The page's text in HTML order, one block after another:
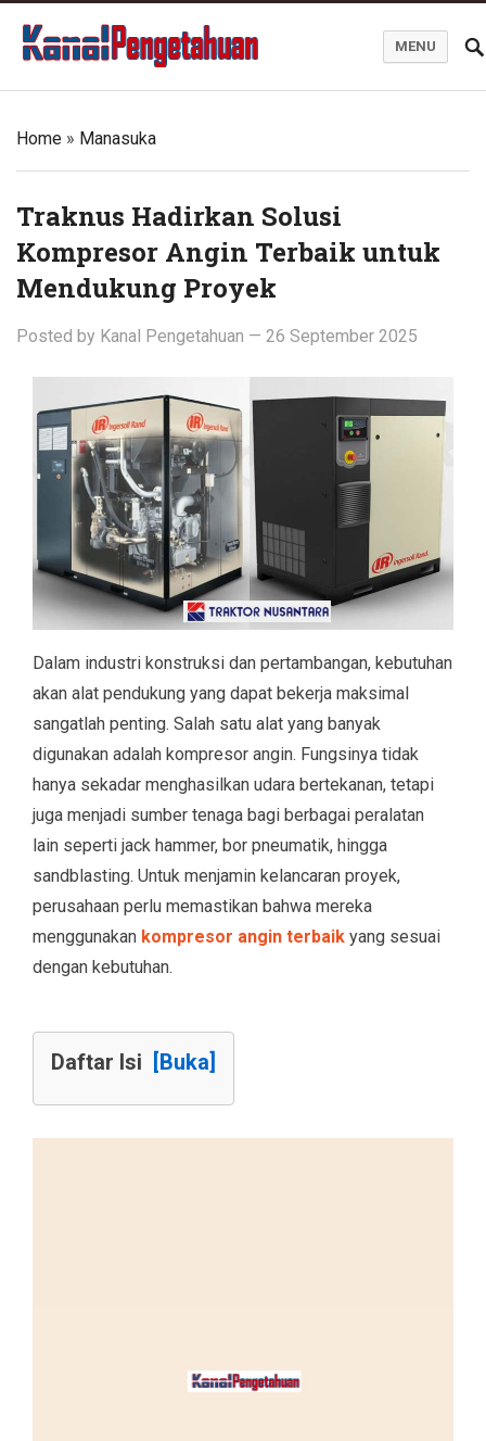
MENU
Home » Manasuka
Traknus Hadirkan Solusi
Kompresor Angin Terbaik untuk
Mendukung Proyek
Posted by Kanal Pengetahuan — 26 September 2025
Dalam industri konstruksi dan pertambangan, kebutuhan
akan alat pendukung yang dapat bekerja maksimal
sangatlah penting. Salah satu alat yang banyak
digunakan adalah kompresor angin. Fungsinya tidak
hanya sekadar menghasilkan udara bertekanan, tetapi
juga menjadi sumber tenaga bagi berbagai peralatan
lain seperti jack hammer, bor pneumatik, hingga
sandblasting. Untuk menjamin kelancaran proyek,
perusahaan perlu memastikan bahwa mereka
menggunakan kompresor angin terbaik yang sesuai
dengan kebutuhan.
Daftar Isi [Buka]